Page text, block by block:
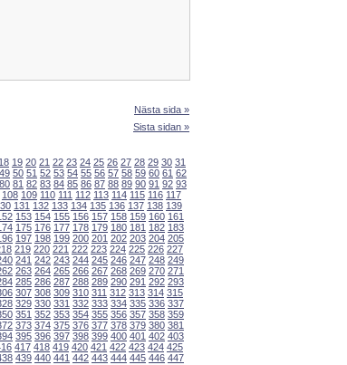
Nästa sida »
Sista sidan »
18 19 20 21 22 23 24 25 26 27 28 29 30 31
49 50 51 52 53 54 55 56 57 58 59 60 61 62
80 81 82 83 84 85 86 87 88 89 90 91 92 93
108 109 110 111 112 113 114 115 116 117
131 132 133 134 135 136 137 138 139
153 154 155 156 157 158 159 160 161
175 176 177 178 179 180 181 182 183
197 198 199 200 201 202 203 204 205
219 220 221 222 223 224 225 226 227
241 242 243 244 245 246 247 248 249
263 264 265 266 267 268 269 270 271
285 286 287 288 289 290 291 292 293
307 308 309 310 311 312 313 314 315
329 330 331 332 333 334 335 336 337
351 352 353 354 355 356 357 358 359
373 374 375 376 377 378 379 380 381
395 396 397 398 399 400 401 402 403
417 418 419 420 421 422 423 424 425
439 440 441 442 443 444 445 446 447